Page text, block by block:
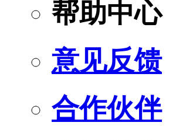
帮助中心
意见反馈
合作伙伴